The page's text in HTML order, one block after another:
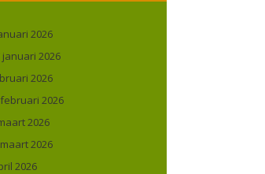
2026
2026
2026
2026
2026
2026
2026